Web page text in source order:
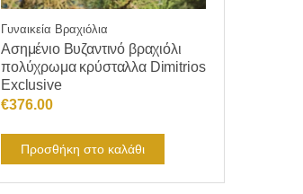
Γυναικεία Βραχιόλια
Ασημένιο Βυζαντινό βραχιόλι
πολύχρωμα κρύσταλλα Dimitrios
Exclusive
€376.00
Προσθήκη στο καλάθι